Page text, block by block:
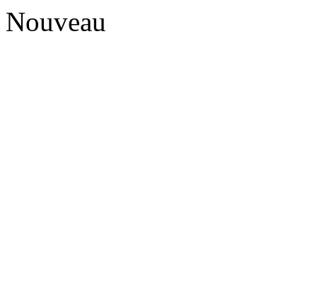
Nouveau